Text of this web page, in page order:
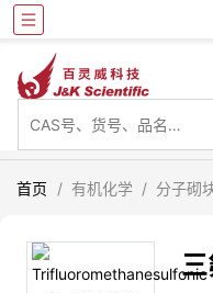
首页 / 有机化学 / 分子砌